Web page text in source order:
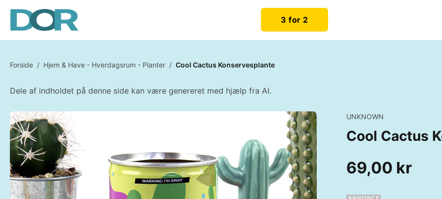
3 for 2
Forside / Hjem & Have - Hverdagsrum - Planter / Cool Cactus Konservesplante
Dele af indholdet på denne side kan være genereret med hjælp fra AI.
UNKNOWN
Cool Cactus
69,00 kr